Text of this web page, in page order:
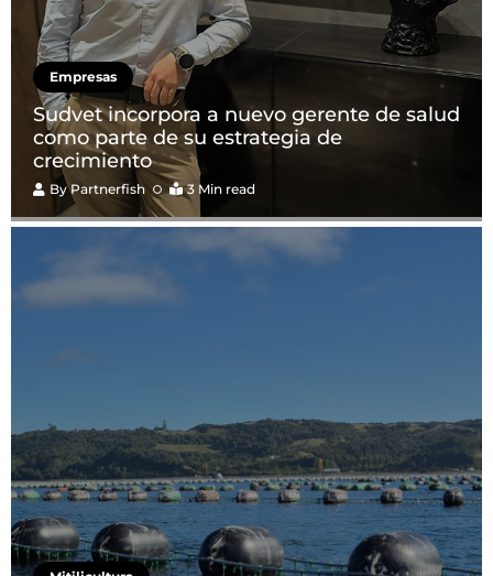
Empresas
Sudvet incorpora a nuevo gerente de salud
como parte de su estrategia de
crecimiento
ByPartnerfish 3 Min read